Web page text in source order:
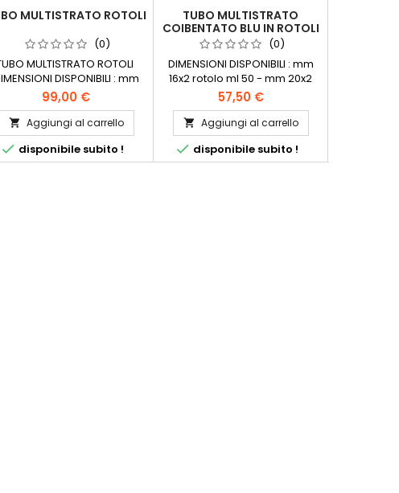
MULTISTRATO ROTOLI
(0)
MULTISTRATO ROTOLI
DISPONIBILI : mm
14x2 rotolo ml 100 - mm 16x2
ml 100 - mm 20x2 rotolo
100 - mm 26x3 rotolo ml 50
- mm 32x3 rotolo ml 50
99,00 €
 Aggiungi al carrello
 disponibile subito !
TUBO MULTISTRATO
COIBENTATO BLU IN ROTOLI
(0)
DIMENSIONI DISPONIBILI : mm
16x2 rotolo ml 50 - mm 20x2
rotolo ml 50
57,50 €
 Aggiungi al carrello
 disponibile subito !